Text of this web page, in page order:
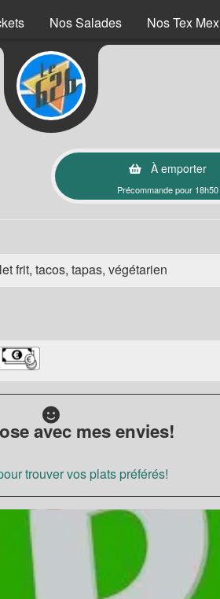
Nos Salades Nos Tex Mex
À emporter
Précommande pour 18h50
frit, tacos, tapas, végétarien
avec mes envies!
trouver vos plats préférés!